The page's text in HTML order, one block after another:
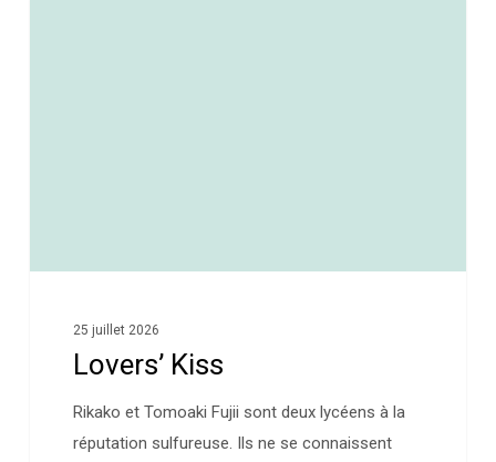
25 juillet 2026
Lovers’ Kiss
Rikako et Tomoaki Fujii sont deux lycéens à la
réputation sulfureuse. Ils ne se connaissent